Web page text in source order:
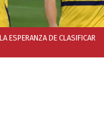
ESPERANZA DE CLASIFICAR